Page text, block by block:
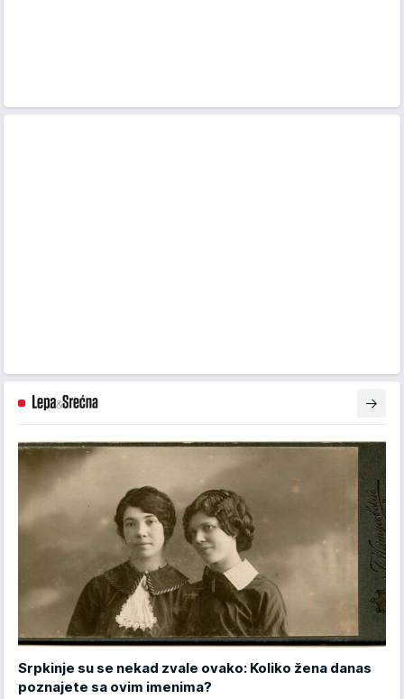
Srpkinje su se nekad zvale ovako: Koliko žena danas
poznajete sa ovim imenima?